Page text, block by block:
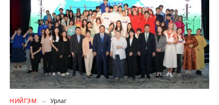
НИЙГЭМ Урлаг